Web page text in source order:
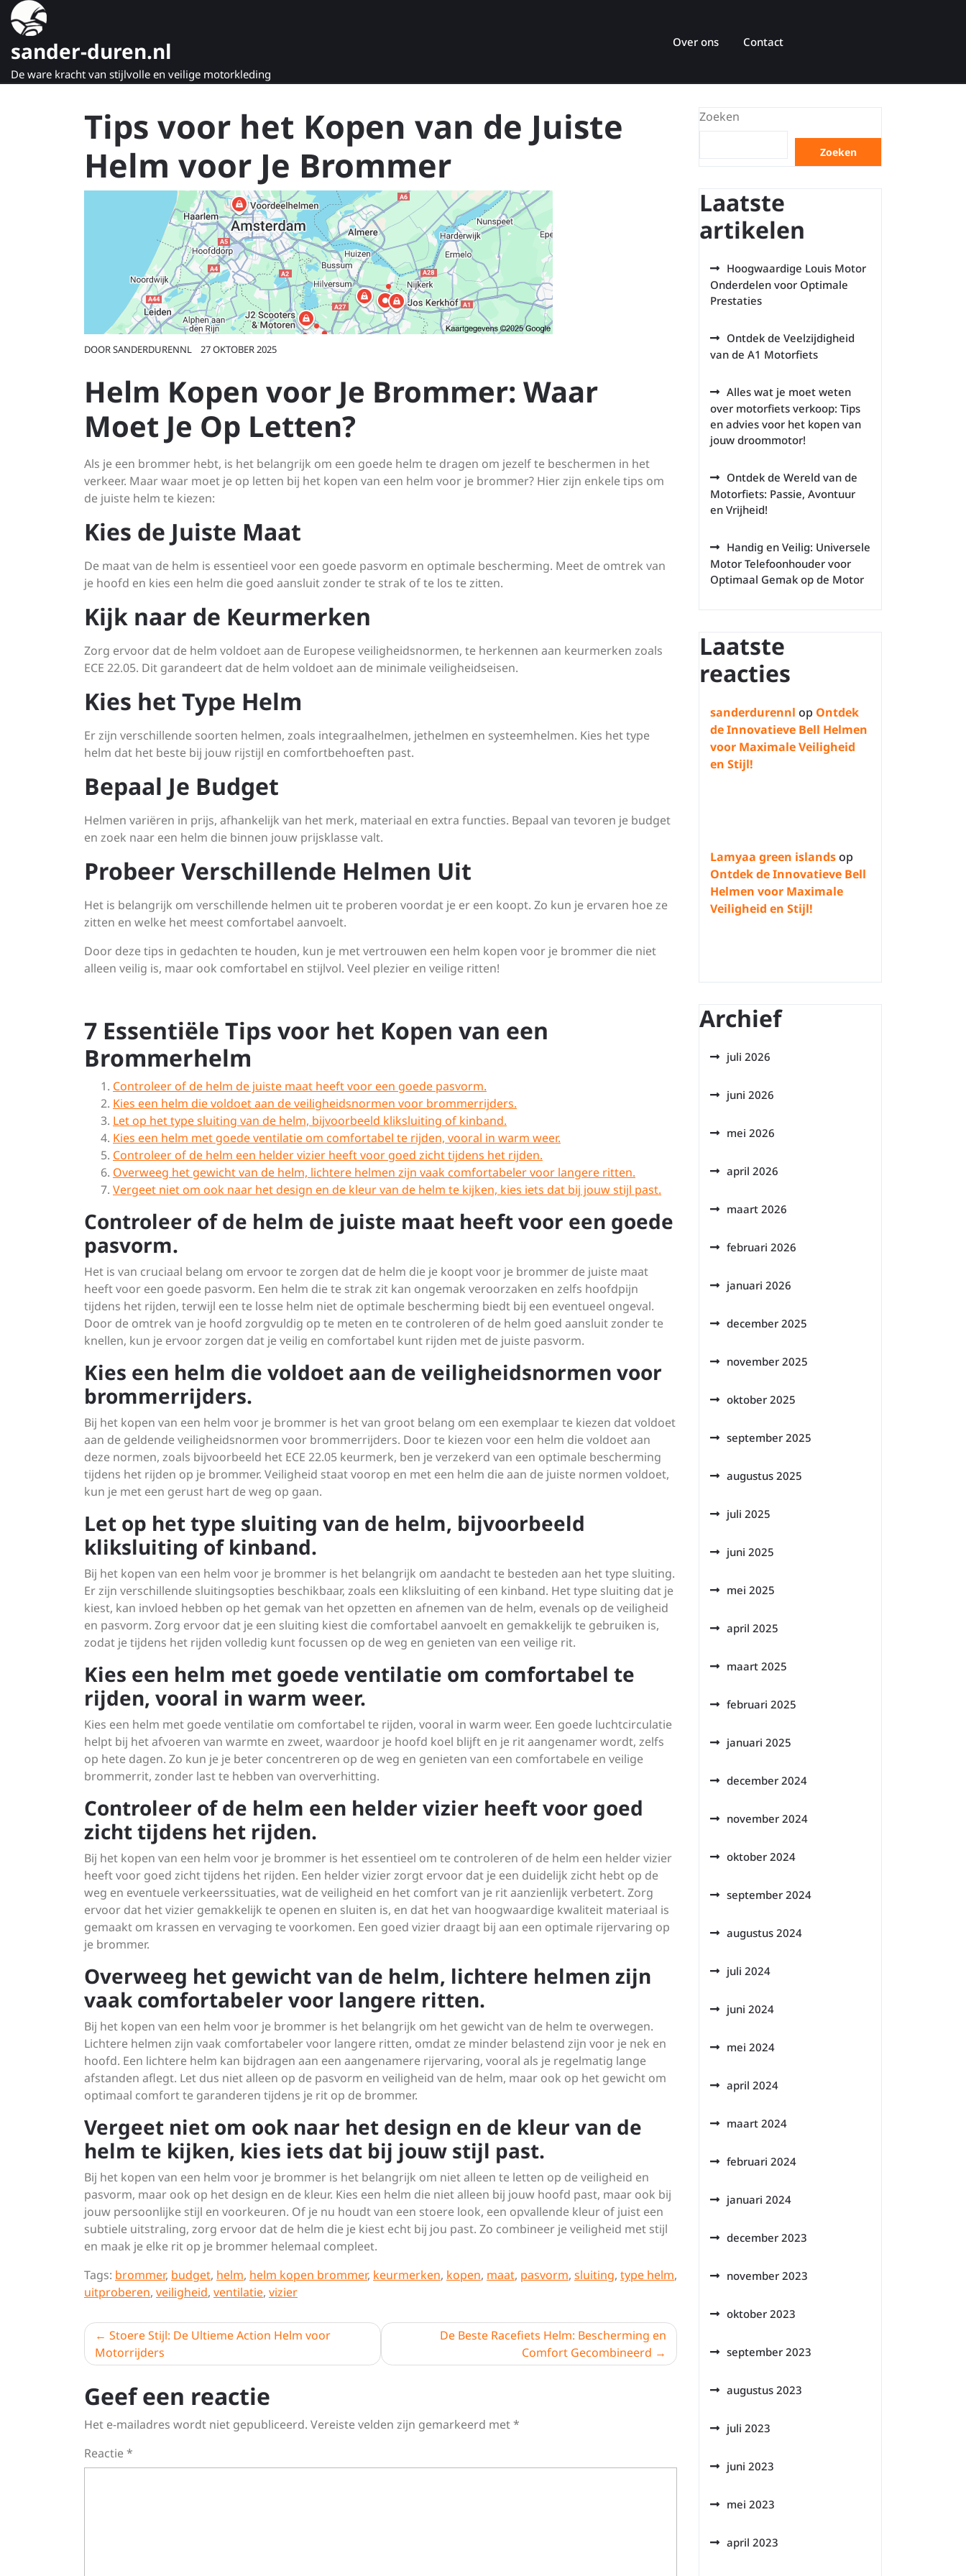
Naar
de
gaansander-duren.nl
De ware kracht van stijlvolle en veilige motorkleding
Over ons Contact
Tips voor het Kopen van de Juiste
Helm voor Je Brommer
DOORSANDERDURENNL 27 OKTOBER 2025
Helm Kopen voor Je Brommer: Waar
Moet Je Op Letten?
Als je een brommer hebt, is het belangrijk om een goede helm te dragen om jezelf te beschermen in het
verkeer. Maar waar moet je op letten bij het kopen van een helm voor je brommer? Hier zijn enkele tips om
de juiste helm te kiezen:
Kies de Juiste Maat
De maat van de helm is essentieel voor een goede pasvorm en optimale bescherming. Meet de omtrek van
je hoofd en kies een helm die goed aansluit zonder te strak of te los te zitten.
Kijk naar de Keurmerken
Zorg ervoor dat de helm voldoet aan de Europese veiligheidsnormen, te herkennen aan keurmerken zoals
ECE 22.05. Dit garandeert dat de helm voldoet aan de minimale veiligheidseisen.
Kies het Type Helm
Er zijn verschillende soorten helmen, zoals integraalhelmen, jethelmen en systeemhelmen. Kies het type
helm dat het beste bij jouw rijstijl en comfortbehoeften past.
Bepaal Je Budget
Helmen variëren in prijs, afhankelijk van het merk, materiaal en extra functies. Bepaal van tevoren je budget
en zoek naar een helm die binnen jouw prijsklasse valt.
Probeer Verschillende Helmen Uit
Het is belangrijk om verschillende helmen uit te proberen voordat je er een koopt. Zo kun je ervaren hoe ze
zitten en welke het meest comfortabel aanvoelt.
Door deze tips in gedachten te houden, kun je met vertrouwen een helm kopen voor je brommer die niet
alleen veilig is, maar ook comfortabel en stijlvol. Veel plezier en veilige ritten!
7 Essentiële Tips voor het Kopen van een
Brommerhelm
Controleer of de helm de juiste maat heeft voor een goede pasvorm.
Kies een helm die voldoet aan de veiligheidsnormen voor brommerrijders.
Let op het type sluiting van de helm, bijvoorbeeld kliksluiting of kinband.
Kies een helm met goede ventilatie om comfortabel te rijden, vooral in warm weer.
Controleer of de helm een helder vizier heeft voor goed zicht tijdens het rijden.
Overweeg het gewicht van de helm, lichtere helmen zijn vaak comfortabeler voor langere ritten.
Vergeet niet om ook naar het design en de kleur van de helm te kijken, kies iets dat bij jouw stijl past.
Controleer of de helm de juiste maat heeft voor een goede
pasvorm.
Het is van cruciaal belang om ervoor te zorgen dat de helm die je koopt voor je brommer de juiste maat
heeft voor een goede pasvorm. Een helm die te strak zit kan ongemak veroorzaken en zelfs hoofdpijn
tijdens het rijden, terwijl een te losse helm niet de optimale bescherming biedt bij een eventueel ongeval.
Door de omtrek van je hoofd zorgvuldig op te meten en te controleren of de helm goed aansluit zonder te
knellen, kun je ervoor zorgen dat je veilig en comfortabel kunt rijden met de juiste pasvorm.
Kies een helm die voldoet aan de veiligheidsnormen voor
brommerrijders.
Bij het kopen van een helm voor je brommer is het van groot belang om een exemplaar te kiezen dat voldoet
aan de geldende veiligheidsnormen voor brommerrijders. Door te kiezen voor een helm die voldoet aan
deze normen, zoals bijvoorbeeld het ECE 22.05 keurmerk, ben je verzekerd van een optimale bescherming
tijdens het rijden op je brommer. Veiligheid staat voorop en met een helm die aan de juiste normen voldoet,
kun je met een gerust hart de weg op gaan.
Let op het type sluiting van de helm, bijvoorbeeld
kliksluiting of kinband.
Bij het kopen van een helm voor je brommer is het belangrijk om aandacht te besteden aan het type sluiting.
Er zijn verschillende sluitingsopties beschikbaar, zoals een kliksluiting of een kinband. Het type sluiting dat je
kiest, kan invloed hebben op het gemak van het opzetten en afnemen van de helm, evenals op de veiligheid
en pasvorm. Zorg ervoor dat je een sluiting kiest die comfortabel aanvoelt en gemakkelijk te gebruiken is,
zodat je tijdens het rijden volledig kunt focussen op de weg en genieten van een veilige rit.
Kies een helm met goede ventilatie om comfortabel te
rijden, vooral in warm weer.
Kies een helm met goede ventilatie om comfortabel te rijden, vooral in warm weer. Een goede luchtcirculatie
helpt bij het afvoeren van warmte en zweet, waardoor je hoofd koel blijft en je rit aangenamer wordt, zelfs
op hete dagen. Zo kun je je beter concentreren op de weg en genieten van een comfortabele en veilige
brommerrit, zonder last te hebben van oververhitting.
Controleer of de helm een helder vizier heeft voor goed
zicht tijdens het rijden.
Bij het kopen van een helm voor je brommer is het essentieel om te controleren of de helm een helder vizier
heeft voor goed zicht tijdens het rijden. Een helder vizier zorgt ervoor dat je een duidelijk zicht hebt op de
weg en eventuele verkeerssituaties, wat de veiligheid en het comfort van je rit aanzienlijk verbetert. Zorg
ervoor dat het vizier gemakkelijk te openen en sluiten is, en dat het van hoogwaardige kwaliteit materiaal is
gemaakt om krassen en vervaging te voorkomen. Een goed vizier draagt bij aan een optimale rijervaring op
je brommer.
Overweeg het gewicht van de helm, lichtere helmen zijn
vaak comfortabeler voor langere ritten.
Bij het kopen van een helm voor je brommer is het belangrijk om het gewicht van de helm te overwegen.
Lichtere helmen zijn vaak comfortabeler voor langere ritten, omdat ze minder belastend zijn voor je nek en
hoofd. Een lichtere helm kan bijdragen aan een aangenamere rijervaring, vooral als je regelmatig lange
afstanden aflegt. Let dus niet alleen op de pasvorm en veiligheid van de helm, maar ook op het gewicht om
optimaal comfort te garanderen tijdens je rit op de brommer.
Vergeet niet om ook naar het design en de kleur van de
helm te kijken, kies iets dat bij jouw stijl past.
Bij het kopen van een helm voor je brommer is het belangrijk om niet alleen te letten op de veiligheid en
pasvorm, maar ook op het design en de kleur. Kies een helm die niet alleen bij jouw hoofd past, maar ook bij
jouw persoonlijke stijl en voorkeuren. Of je nu houdt van een stoere look, een opvallende kleur of juist een
subtiele uitstraling, zorg ervoor dat de helm die je kiest echt bij jou past. Zo combineer je veiligheid met stijl
en maak je elke rit op je brommer helemaal compleet.
Tags: brommer, budget, helm, helm kopen brommer, keurmerken, kopen, maat, pasvorm, sluiting, type helm,
uitproberen, veiligheid, ventilatie, vizier
Berichtnavigatie
Stoere Stijl: De Ultieme Action Helm voor
Motorrijders
De Beste Racefiets Helm: Bescherming en
Comfort Gecombineerd
Geef een reactie
Het e-mailadres wordt niet gepubliceerd. Vereiste velden zijn gemarkeerd met*
Reactie*
Zoeken
Zoeken
Laatste
artikelen
Hoogwaardige Louis Motor
Onderdelen voor Optimale
Prestaties
Ontdek de Veelzijdigheid
van de A1 Motorfiets
Alles wat je moet weten
over motorfiets verkoop: Tips
en advies voor het kopen van
jouw droommotor!
Ontdek de Wereld van de
Motorfiets: Passie, Avontuur
en Vrijheid!
Handig en Veilig: Universele
Motor Telefoonhouder voor
Optimaal Gemak op de Motor
Laatste
reacties
sanderdurennl op Ontdek
de Innovatieve Bell Helmen
voor Maximale Veiligheid
en Stijl!
Lamyaa green islandsop
Ontdek de Innovatieve Bell
Helmen voor Maximale
Veiligheid en Stijl!
Archief
juli 2026
juni 2026
mei 2026
april 2026
maart 2026
februari 2026
januari 2026
december 2025
november 2025
oktober 2025
september 2025
augustus 2025
juli 2025
juni 2025
mei 2025
april 2025
maart 2025
februari 2025
januari 2025
december 2024
november 2024
oktober 2024
september 2024
augustus 2024
juli 2024
juni 2024
mei 2024
april 2024
maart 2024
februari 2024
januari 2024
december 2023
november 2023
oktober 2023
september 2023
augustus 2023
juli 2023
juni 2023
mei 2023
april 2023